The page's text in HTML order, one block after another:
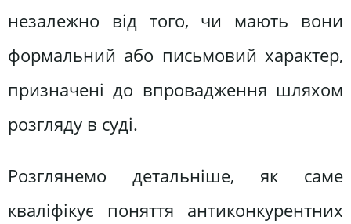
незалежно від того, чи мають вони
формальний або письмовий характер,
призначені до впровадження шляхом
розгляду в суді.
Розглянемо детальніше, як саме
кваліфікує поняття антиконкурентних